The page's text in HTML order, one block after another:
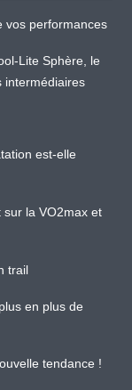
vos performances
Lite Sphère, le
intermédiaires
est-elle
la VO2max et
trail
en plus de
tendance !